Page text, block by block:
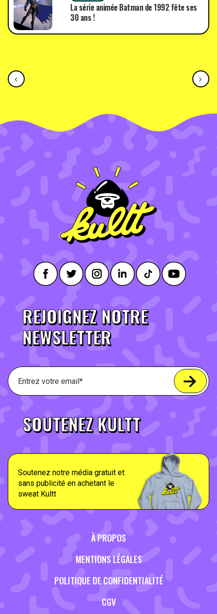
La série animée Batman de 1992 fête ses
30 ans !
REJOIGNEZ NOTRE
NEWSLETTER
SOUTENEZ KULTT
Soutenez notre média gratuit et
sans publicité en achetant le
sweat Kultt
À PROPOS
MENTIONS LÉGALES
POLITIQUE DE CONFIDENTIALITÉ
CGV